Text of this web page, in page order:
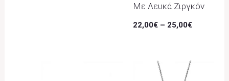
Με Λευκά Ζιργκόν
22,00€ – 25,00€